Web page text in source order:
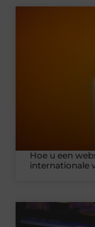
Hoe u een
internationale